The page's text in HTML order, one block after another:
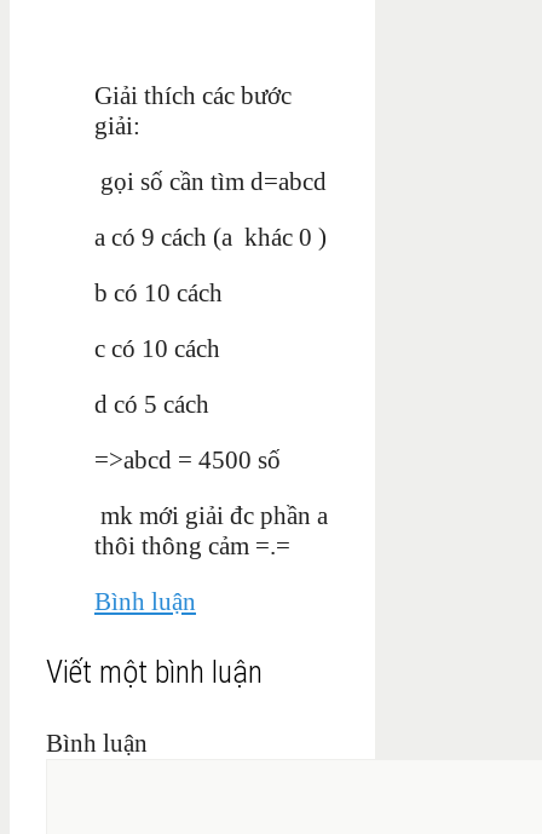
Giải thích các bước
giải:
gọi số cần tìm d=abcd
a có 9 cách (a khác 0 )
b có 10 cách
c có 10 cách
d có 5 cách
=>abcd = 4500 số
mk mới giải đc phần a
thôi thông cảm =.=
Bình luận
Viết một bình luận
Bình luận